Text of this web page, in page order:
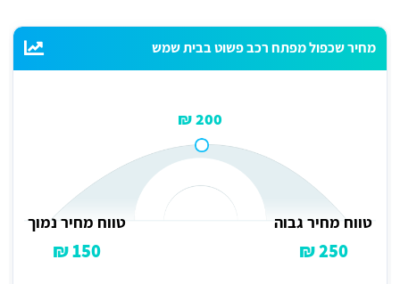
מחיר שכפול מפתח רכב פשוט בבית שמש
200 ₪
טווח מחיר גבוה
250 ₪
טווח מחיר נמוך
150 ₪